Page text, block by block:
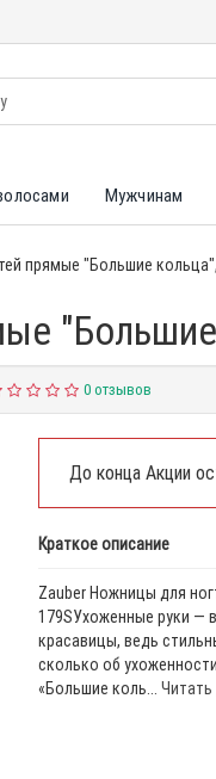
Мужчинам
прямые "Большие
0 отзывов
До конца Акции
Краткое описание
Zauber Ножницы для
179SУхоженные руки —
красавицы, ведь
сколько об
«Большие коль... Читать